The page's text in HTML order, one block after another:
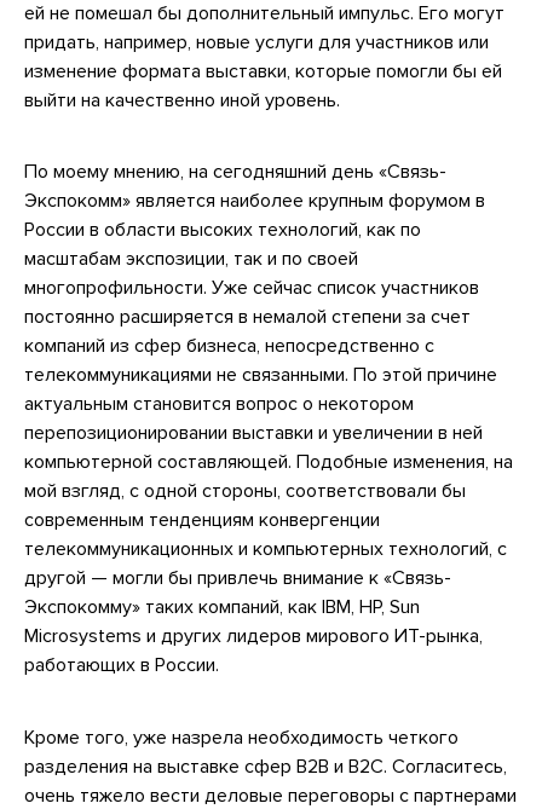
ей не помешал бы дополнительный импульс. Его могут
придать, например, новые услуги для участников или
изменение формата выставки, которые помогли бы ей
выйти на качественно иной уровень.
По моему мнению, на сегодняшний день «Связь-
Экспокомм» является наиболее крупным форумом в
России в области высоких технологий, как по
масштабам экспозиции, так и по своей
многопрофильности. Уже сейчас список участников
постоянно расширяется в немалой степени за счет
компаний из сфер бизнеса, непосредственно с
телекоммуникациями не связанными. По этой причине
актуальным становится вопрос о некотором
перепозиционировании выставки и увеличении в ней
компьютерной составляющей. Подобные изменения, на
мой взгляд, с одной стороны, соответствовали бы
современным тенденциям конвергенции
телекоммуникационных и компьютерных технологий, с
другой — могли бы привлечь внимание к «Связь-
Экспокомму» таких компаний, как IBM, HP, Sun
Microsystems и других лидеров мирового ИТ-рынка,
работающих в России.
Кроме того, уже назрела необходимость четкого
разделения на выставке сфер В2В и В2С. Согласитесь,
очень тяжело вести деловые переговоры с партнерами